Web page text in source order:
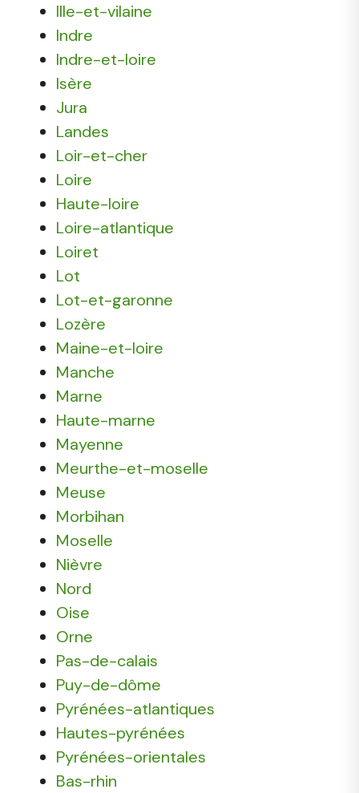
Ille-et-vilaine
Indre
Indre-et-loire
Isère
Jura
Landes
Loir-et-cher
Loire
Haute-loire
Loire-atlantique
Loiret
Lot
Lot-et-garonne
Lozère
Maine-et-loire
Manche
Marne
Haute-marne
Mayenne
Meurthe-et-moselle
Meuse
Morbihan
Moselle
Nièvre
Nord
Oise
Orne
Pas-de-calais
Puy-de-dôme
Pyrénées-atlantiques
Hautes-pyrénées
Pyrénées-orientales
Bas-rhin